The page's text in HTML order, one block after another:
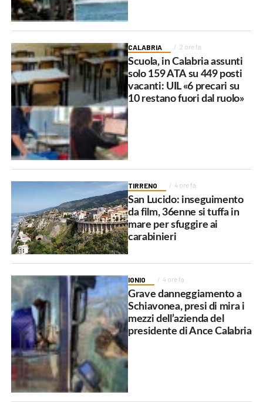
CALABRIA 2 ore fa
Scuola, in Calabria assunti
solo 159 ATA su 449 posti
vacanti: UIL «6 precari su
10 restano fuori dal ruolo»
TIRRENO 4 ore fa
San Lucido: inseguimento
da film, 36enne si tuffa in
mare per sfuggire ai
carabinieri
IONIO 4 ore fa
Grave danneggiamento a
Schiavonea, presi di mira i
mezzi dell’azienda del
presidente di Ance Calabria